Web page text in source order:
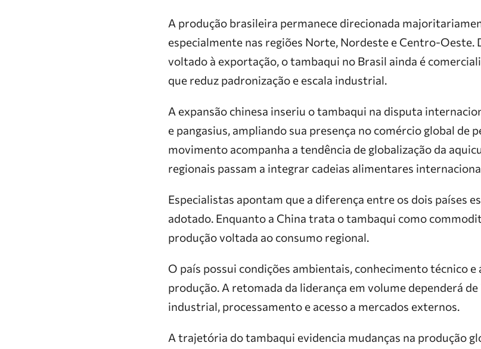
A produção brasileira permanece direcionada
especialmente nas regiões Norte, Nordeste e Centro-Oeste.
voltado à exportação, o tambaqui no Brasil ainda é
que reduz padronização e escala industrial.
A expansão chinesa inseriu o tambaqui na disputa
e pangasius, ampliando sua presença no comércio global de
movimento acompanha a tendência de globalização da
regionais passam a integrar cadeias alimentares
Especialistas apontam que a diferença entre os dois países
adotado. Enquanto a China trata o tambaqui como
produção voltada ao consumo regional.
O país possui condições ambientais, conhecimento técnico
produção. A retomada da liderança em volume dependerá
industrial, processamento e acesso a mercados externos.
A trajetória do tambaqui evidencia mudanças na produção